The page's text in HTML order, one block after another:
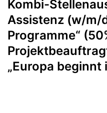
Kombi-
Assistenz (w/m/
Programme“
„Europa beginnt